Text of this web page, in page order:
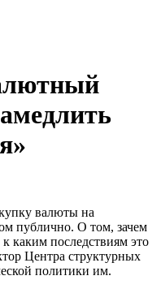
валюты на
публично. О том, зачем
каким последствиям это
Центра структурных
политики им.